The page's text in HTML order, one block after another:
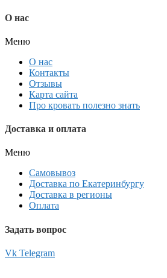
О нас
Меню
О нас
Контакты
Отзывы
Карта сайта
Про кровать полезно знать
Доставка и оплата
Меню
Самовывоз
Доставка по Екатеринбургу
Доставка в регионы
Оплата
Задать вопрос
Vk Telegram